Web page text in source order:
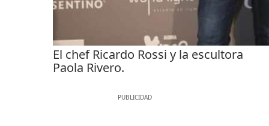
El chef Ricardo Rossi y la escultora
Paola Rivero.